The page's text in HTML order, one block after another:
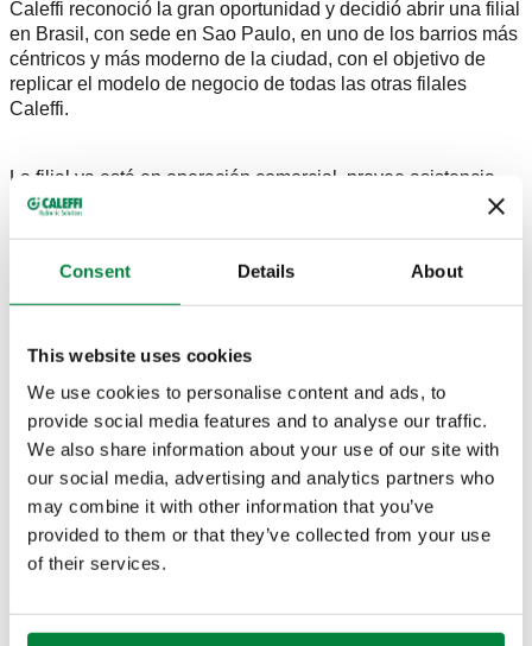
Consent Details About
This website uses cookies
We use cookies to personalise content and ads, to
provide social media features and to analyse our traffic.
We also share information about your use of our site with
our social media, advertising and analytics partners who
may combine it with other information that you’ve
provided to them or that they’ve collected from your use
of their services.
Caleffi reconoció la gran oportunidad y decidió abrir una filial
en Brasil, con sede en Sao Paulo, en uno de los barrios más
céntricos y más moderno de la ciudad, con el objetivo de
replicar el modelo de negocio de todas las otras filales
Caleffi.
La filial ya está en operación comercial, provee asistencia
técnica y cobertura logística en todo el país.
Contactos:
Rua Tabapuã nº 821 conj. 86
São Paulo - SP
Director GeneralGonçalo Bessone Pereira -
goncalo.pereira@caleffi.com- Móv. +55 11 98779 2894
Director TécnicoFilipe de Silva Cameira -
filipe.cameira@caleffi.com- Móv. +55 11 98779 3359
4903/07